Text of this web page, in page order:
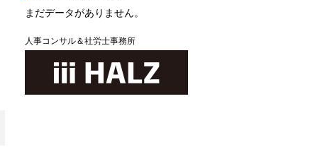
まだデータがありません。
人事コンサル＆社労士事務所